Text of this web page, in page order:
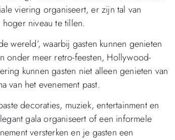
viering organiseert, er zijn tal van
niveau te tillen.
wereld’, waarbij gasten kunnen genieten
onder meer retro-feesten, Hollywood-
kunnen gasten niet alleen genieten van
van het evenement past.
decoraties, muziek, entertainment en
gala organiseert of een informele
versterken en je gasten een